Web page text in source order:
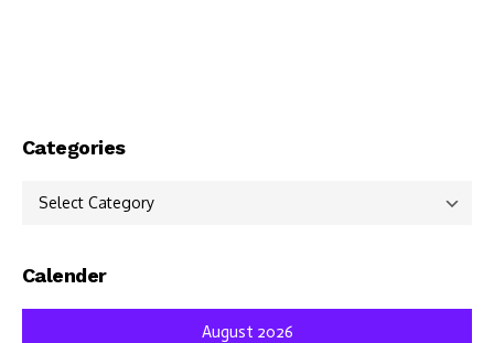
Categories
Categories
Calender
August 2026